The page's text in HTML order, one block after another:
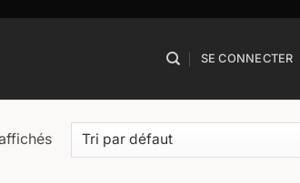
SE CONNECTER